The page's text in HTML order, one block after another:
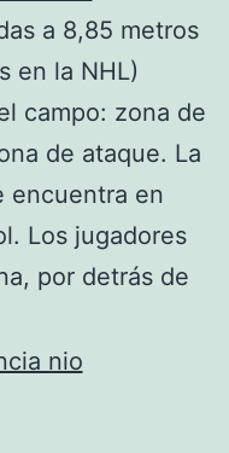
a 8,85 metros
en la NHL)
campo: zona de
de ataque. La
encuentra en
Los jugadores
por detrás de